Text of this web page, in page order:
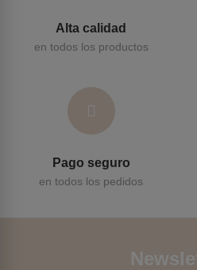
Alta calidad
en todos los productos
Pago seguro
en todos los pedidos